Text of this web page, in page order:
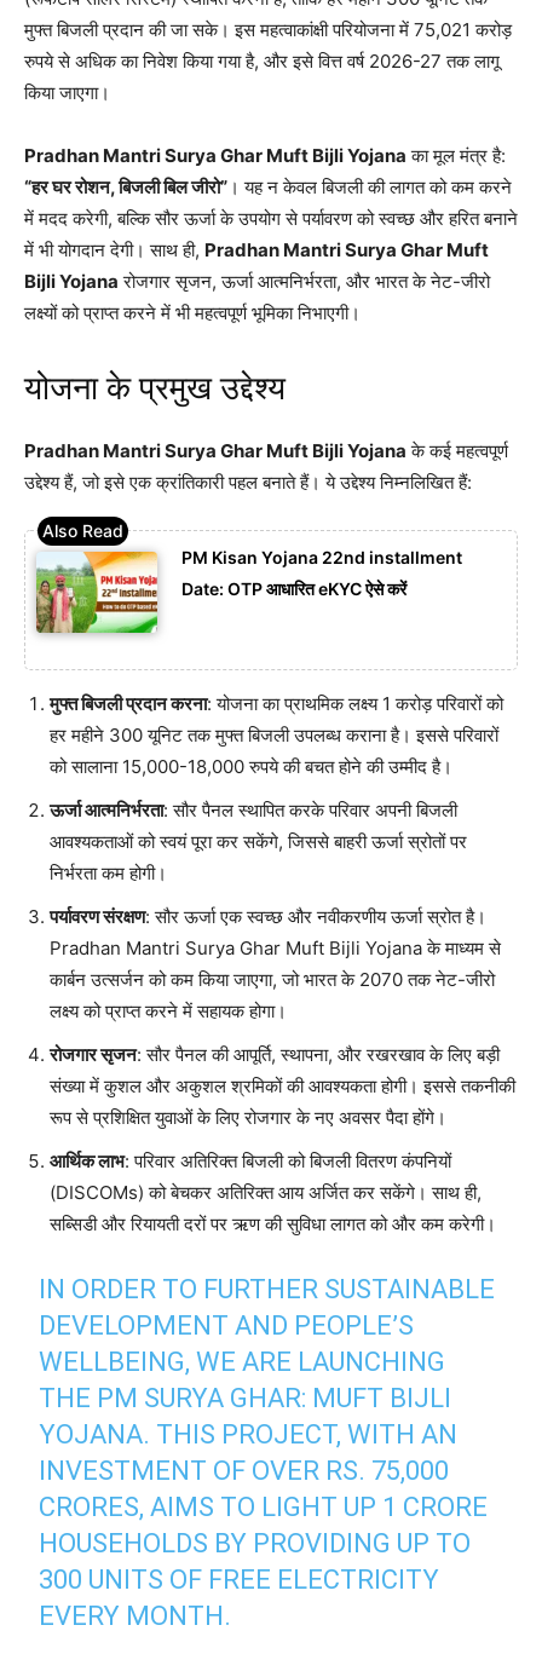
मुफ्त बिजली प्रदान की जा सके। इस महत्वाकांक्षी परियोजना में 75,021 करोड़
रुपये से अधिक का निवेश किया गया है, और इसे वित्त वर्ष 2026-27 तक लागू
किया जाएगा।
Pradhan Mantri Surya Ghar Muft Bijli Yojana का मूल मंत्र है:
“हर घर रोशन, बिजली बिल जीरो” । यह न केवल बिजली की लागत को कम करने
में मदद करेगी, बल्कि सौर ऊर्जा के उपयोग से पर्यावरण को स्वच्छ और हरित बनाने
में भी योगदान देगी। साथ ही, Pradhan Mantri Surya Ghar Muft
Bijli Yojana रोजगार सृजन, ऊर्जा आत्मनिर्भरता, और भारत के नेट-जीरो
लक्ष्यों को प्राप्त करने में भी महत्वपूर्ण भूमिका निभाएगी।
योजना के प्रमुख उद्देश्य
Pradhan Mantri Surya Ghar Muft Bijli Yojana के कई महत्वपूर्ण
उद्देश्य हैं, जो इसे एक क्रांतिकारी पहल बनाते हैं। ये उद्देश्य निम्नलिखित हैं:
PM Kisan Yojana 22nd installment
Date: OTP आधारित eKYC ऐसे करें
मुफ्त बिजली प्रदान करना: योजना का प्राथमिक लक्ष्य 1 करोड़ परिवारों को
हर महीने 300 यूनिट तक मुफ्त बिजली उपलब्ध कराना है। इससे परिवारों
को सालाना 15,000-18,000 रुपये की बचत होने की उम्मीद है।
ऊर्जा आत्मनिर्भरता: सौर पैनल स्थापित करके परिवार अपनी बिजली
आवश्यकताओं को स्वयं पूरा कर सकेंगे, जिससे बाहरी ऊर्जा स्रोतों पर
निर्भरता कम होगी।
पर्यावरण संरक्षण: सौर ऊर्जा एक स्वच्छ और नवीकरणीय ऊर्जा स्रोत है।
Pradhan Mantri Surya Ghar Muft Bijli Yojana के माध्यम से
कार्बन उत्सर्जन को कम किया जाएगा, जो भारत के 2070 तक नेट-जीरो
लक्ष्य को प्राप्त करने में सहायक होगा।
रोजगार सृजन: सौर पैनल की आपूर्ति, स्थापना, और रखरखाव के लिए बड़ी
संख्या में कुशल और अकुशल श्रमिकों की आवश्यकता होगी। इससे तकनीकी
रूप से प्रशिक्षित युवाओं के लिए रोजगार के नए अवसर पैदा होंगे।
आर्थिक लाभ: परिवार अतिरिक्त बिजली को बिजली वितरण कंपनियों
(DISCOMs) को बेचकर अतिरिक्त आय अर्जित कर सकेंगे। साथ ही,
सब्सिडी और रियायती दरों पर ऋण की सुविधा लागत को और कम करेगी।
IN ORDER TO FURTHER SUSTAINABLE
DEVELOPMENT AND PEOPLE’S
WELLBEING, WE ARE LAUNCHING
THE PM SURYA GHAR: MUFT BIJLI
YOJANA. THIS PROJECT, WITH AN
INVESTMENT OF OVER RS. 75,000
CRORES, AIMS TO LIGHT UP 1 CRORE
HOUSEHOLDS BY PROVIDING UP TO
300 UNITS OF FREE ELECTRICITY
EVERY MONTH.